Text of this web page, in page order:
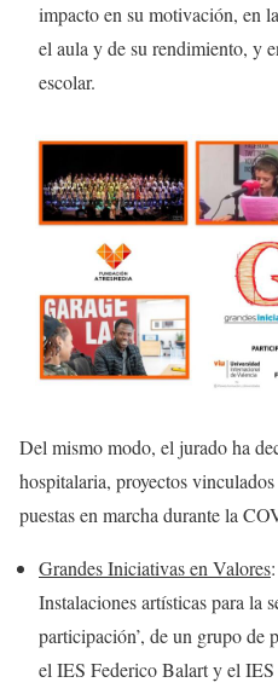
impacto en su motivación, en
el aula y de su rendimiento, y
escolar.
Del mismo modo, el jurado ha
hospitalaria, proyectos
puestas en marcha durante la
Grandes Iniciativas en Valores
Instalaciones artísticas para la
participación’, de un grupo de
el IES Federico Balart y el